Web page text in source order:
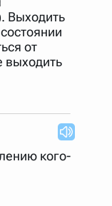
Выходить
от
выходить
кого-